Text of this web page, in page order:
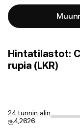
Hintatilastot:
rupia (LKR)
24 tunnin alin
ரூ4,2626